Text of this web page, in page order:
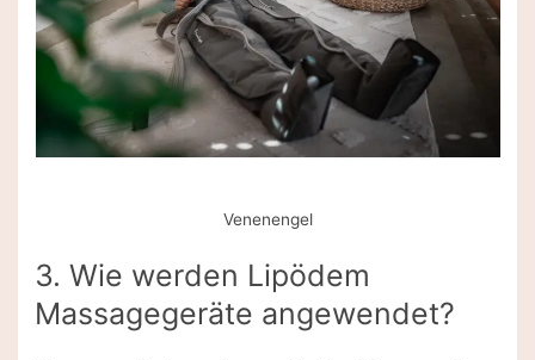
Venenengel
3. Wie werden Lipödem
Massagegeräte angewendet?